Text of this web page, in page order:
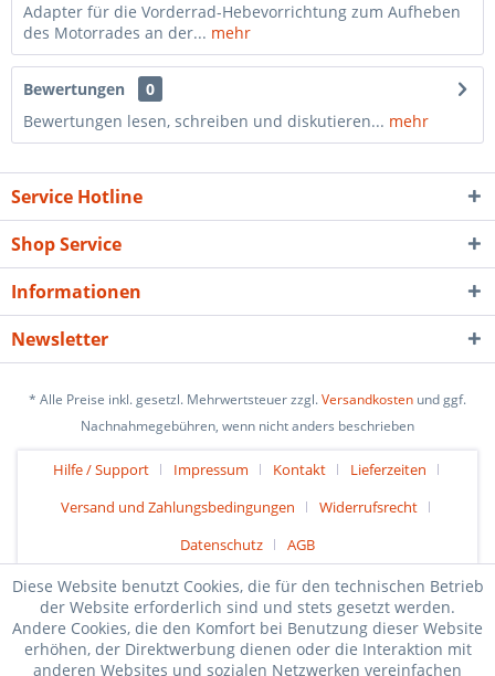
Adapter für die Vorderrad-Hebevorrichtung zum Aufheben
des Motorrades an der... mehr
Bewertungen
0
Bewertungen lesen, schreiben und diskutieren... mehr
Service Hotline
Shop Service
Informationen
Newsletter
* Alle Preise inkl. gesetzl. Mehrwertsteuer zzgl.Versandkosten und ggf.
Nachnahmegebühren, wenn nicht anders beschrieben
Hilfe / Support Impressum Kontakt
Lieferzeiten
Versand und Zahlungsbedingungen
Widerrufsrecht
Datenschutz
AGB
Diese Website benutzt Cookies, die für den technischen Betrieb
der Website erforderlich sind und stets gesetzt werden.
Andere Cookies, die den Komfort bei Benutzung dieser Website
erhöhen, der Direktwerbung dienen oder die Interaktion mit
anderen Websites und sozialen Netzwerken vereinfachen